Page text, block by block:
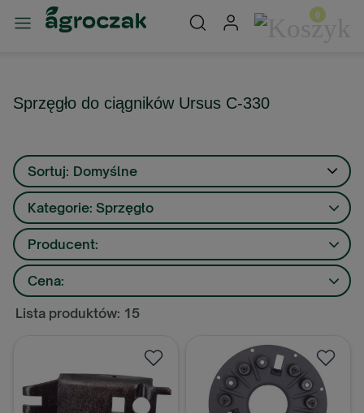
Sprzęgło do ciągników Ursus C-330
Sortuj: Domyślne
Kategorie: Sprzęgło
Producent:
Cena:
Lista produktów: 15